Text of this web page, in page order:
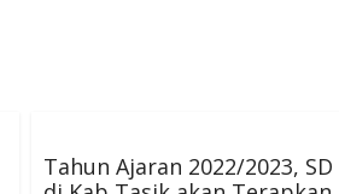
Tahun Ajaran 2022/2023, SD